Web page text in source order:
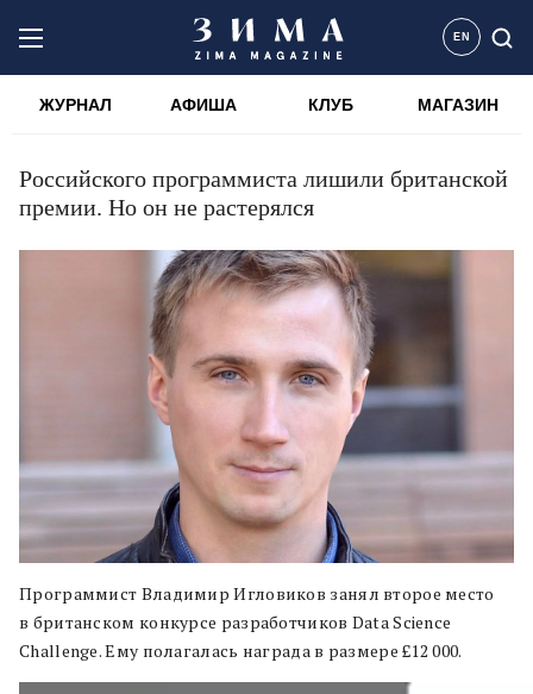
EN
ЖУРНАЛ АФИША КЛУБ МАГАЗИН
Российского программиста лишили британской
премии. Но он не растерялся
Программист Владимир Игловиков занял второе место
в британском конкурсе разработчиков Data Science
Challenge. Ему полагалась награда в размере £12 000.